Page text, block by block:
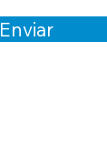
Enviar